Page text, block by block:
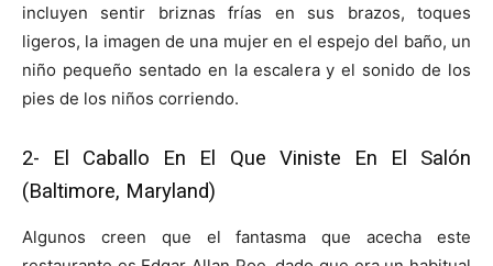
incluyen sentir briznas frías en sus brazos, toques
ligeros, la imagen de una mujer en el espejo del baño, un
niño pequeño sentado en la escalera y el sonido de los
pies de los niños corriendo.
2- El Caballo En El Que Viniste En El Salón
(Baltimore, Maryland)
Algunos creen que el fantasma que acecha este